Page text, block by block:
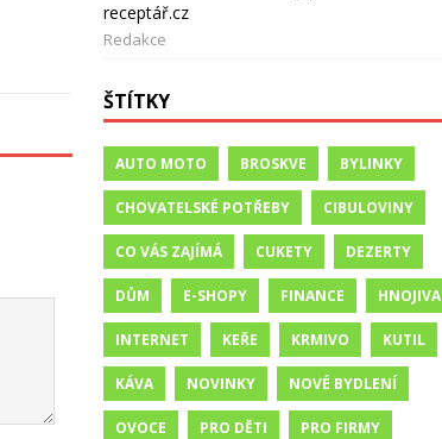
receptář.cz
Redakce
ŠTÍTKY
AUTO MOTO BROSKVE BYLINKY
CHOVATELSKÉ POTŘEBY CIBULOVINY
CO VÁS ZAJÍMÁ CUKETY DEZERTY
DŮM E-SHOPY FINANCE HNOJIVA
INTERNET KEŘE KRMIVO KUTIL
KÁVA NOVINKY NOVÉ BYDLENÍ
OVOCE PRO DĚTI PRO FIRMY